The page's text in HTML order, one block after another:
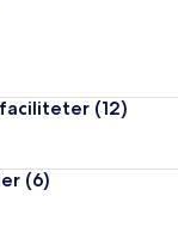
(12)
(6)